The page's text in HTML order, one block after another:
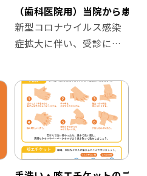
（歯科医院用）当院から患者
新型コロナウイルス感染
症拡大に伴い、受診に対
ての感染予防策を説明す
るチラシです。
歯科医院様向けのデザイ
ンおよび文言としていま
す。